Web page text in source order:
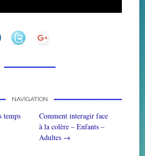
NAVIGATION
temps
Comment interagir face
à la colère – Enfants –
Adultes →